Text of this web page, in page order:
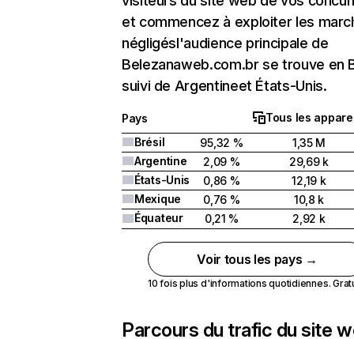
et commencez à exploiter les
négligésl'audience principale de
Belezanaweb.com.br se trouve en
suivi de Argentineet États-Unis.
Pays
Tous les
Brésil
95,32 %
1,35 M
Argentine
2,09 %
29,69 k
États-Unis
0,86 %
12,19 k
Mexique
0,76 %
10,8 k
Équateur
0,21 % 2,92 k
Voir tous les pays →
10 fois plus d'informations quotidiennes.
Parcours du trafic du site